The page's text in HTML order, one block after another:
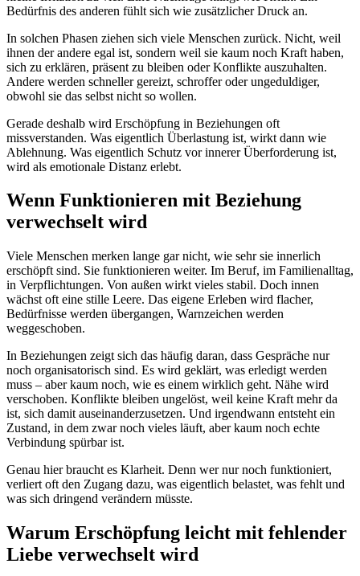
Bedürfnis des anderen fühlt sich wie zusätzlicher Druck an.
In solchen Phasen ziehen sich viele Menschen zurück. Nicht, weil
ihnen der andere egal ist, sondern weil sie kaum noch Kraft haben,
sich zu erklären, präsent zu bleiben oder Konflikte auszuhalten.
Andere werden schneller gereizt, schroffer oder ungeduldiger,
obwohl sie das selbst nicht so wollen.
Gerade deshalb wird Erschöpfung in Beziehungen oft
missverstanden. Was eigentlich Überlastung ist, wirkt dann wie
Ablehnung. Was eigentlich Schutz vor innerer Überforderung ist,
wird als emotionale Distanz erlebt.
Wenn Funktionieren mit Beziehung
verwechselt wird
Viele Menschen merken lange gar nicht, wie sehr sie innerlich
erschöpft sind. Sie funktionieren weiter. Im Beruf, im Familienalltag,
in Verpflichtungen. Von außen wirkt vieles stabil. Doch innen
wächst oft eine stille Leere. Das eigene Erleben wird flacher,
Bedürfnisse werden übergangen, Warnzeichen werden
weggeschoben.
In Beziehungen zeigt sich das häufig daran, dass Gespräche nur
noch organisatorisch sind. Es wird geklärt, was erledigt werden
muss – aber kaum noch, wie es einem wirklich geht. Nähe wird
verschoben. Konflikte bleiben ungelöst, weil keine Kraft mehr da
ist, sich damit auseinanderzusetzen. Und irgendwann entsteht ein
Zustand, in dem zwar noch vieles läuft, aber kaum noch echte
Verbindung spürbar ist.
Genau hier braucht es Klarheit. Denn wer nur noch funktioniert,
verliert oft den Zugang dazu, was eigentlich belastet, was fehlt und
was sich dringend verändern müsste.
Warum Erschöpfung leicht mit fehlender
Liebe verwechselt wird